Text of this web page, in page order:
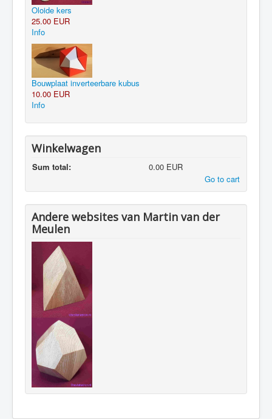
Oloide kers
25.00 EUR
Info
Bouwplaat inverteerbare kubus
10.00 EUR
Info
Winkelwagen
Sum total:
0.00 EUR
Go to cart
Andere websites van Martin van der
Meulen